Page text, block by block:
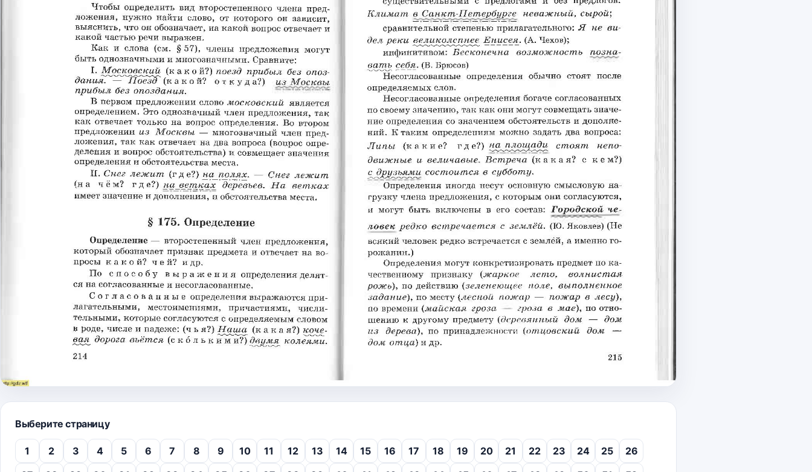
Выберите страницу
1 2 3 4 5 6 7 8 9 10 11 12 13 14 15 16 17 18 19 20 21 22 23 24 25
26